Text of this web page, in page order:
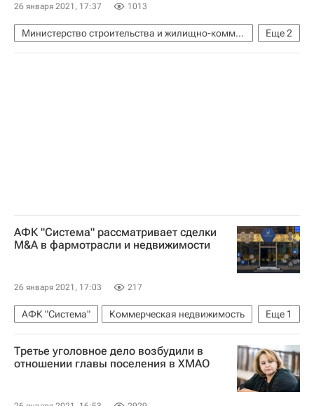
26 января 2021, 17:37 1013
Еще2
Министерство строительства и жилищно-коммунального хозяйства РФ (Минстрой России)
Строительство
Ирек Файзуллин
АФК "Система" рассматривает сделки
M&A в фармотрасли и недвижимости
26 января 2021, 17:03 217
Еще 1
АФК "Система"
Коммерческая недвижимость
Недвижимость
Третье уголовное дело возбудили в
отношении главы поселения в ХМАО